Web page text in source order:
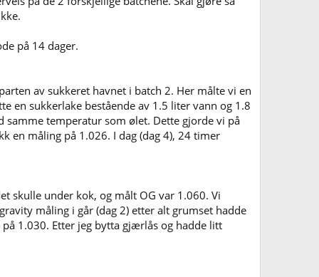
på 14 dager.
av sukkeret havnet i batch 2. Her målte vi en
en sukkerlake bestående av 1.5 liter vann og 1.8
temperatur som ølet. Dette gjorde vi på
en måling på 1.026. I dag (dag 4), 24 timer
skulle under kok, og målt OG var 1.060. Vi
måling i går (dag 2) etter alt grumset hadde
1.030. Etter jeg bytta gjærlås og hadde litt